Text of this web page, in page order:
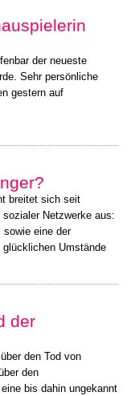
der neueste
Sehr persönliche
gestern auf
breitet sich seit
Netzwerke aus:
eine der
Umstände
der
den Tod von
den
bis dahin ungekannt